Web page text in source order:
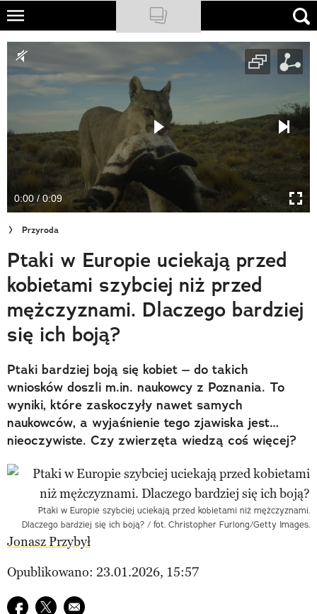
Skip
main
content
NATIONAL GEOGRAPHIC
TRAVELER
PODCASTY
Sklep
Newsletter
Cuda Polski
Wielki Konkurs Fotograficzny
Trendbook Podróżniczy
Polecane
0:00 / 0:09
Przyroda
Ptaki w Europie uciekają przed
kobietami szybciej niż przed
mężczyznami. Dlaczego bardziej
się ich boją?
Ptaki bardziej boją się kobiet – do takich
wniosków doszli m.in. naukowcy z Poznania. To
wyniki, które zaskoczyły nawet samych
naukowców, a wyjaśnienie tego zjawiska jest…
nieoczywiste. Czy zwierzęta wiedzą coś więcej?
Ptaki w Europie szybciej uciekają przed kobietami niż mężczyznami.
Dlaczego bardziej się ich boją? / fot. Christopher Furlong/Getty Images.
Jonasz Przybył
Opublikowano: 23.01.2026, 15:57
Udostępnij na facebook
Udostępnij na twitter
E-mail do przyjaciela